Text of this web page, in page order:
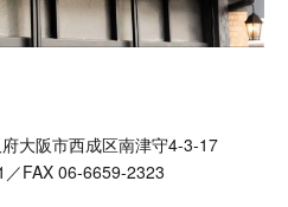
阪市西成区南津守4-3-17
FAX 06-6659-2323